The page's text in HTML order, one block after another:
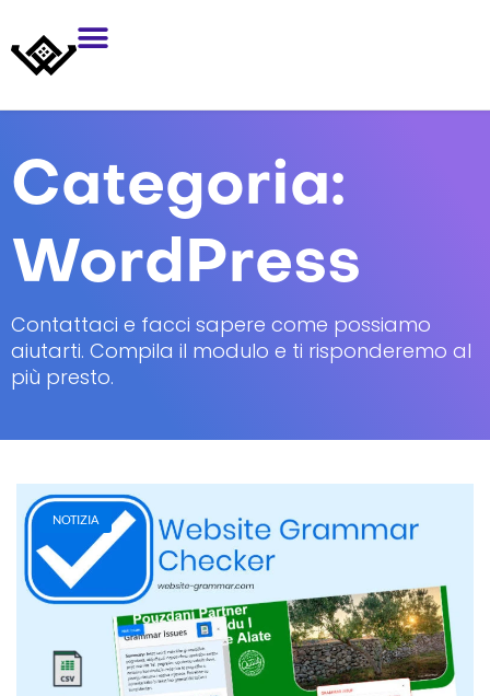
Categoria:
WordPress
Contattaci e facci sapere come possiamo
aiutarti. Compila il modulo e ti risponderemo al
più presto.
NOTIZIA